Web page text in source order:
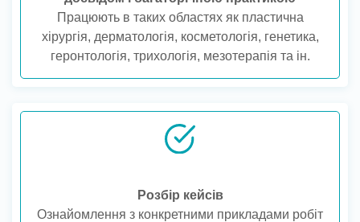
Працюють в таких областях як пластична
хірургія, дерматологія, косметологія, генетика,
геронтологія, трихологія, мезотерапія та ін.
Розбір кейсів
Ознайомлення з конкретними прикладами робіт